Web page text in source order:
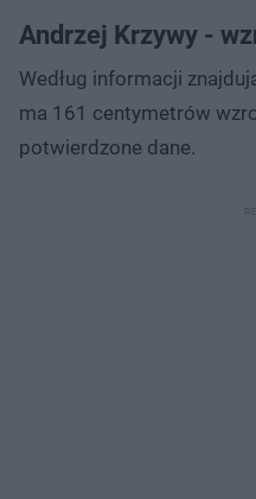
Andrzej Krzywy -
Według informacji
ma 161 centymetrów
potwierdzone dane.